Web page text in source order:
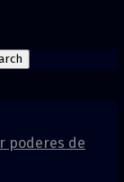
poderes de